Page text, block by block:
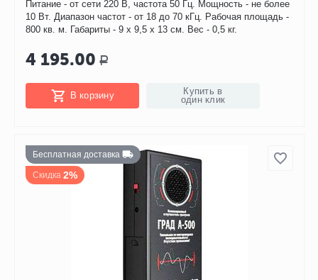
Питание - от сети 220 В, частота 50 Гц. Мощность - не более
10 Вт. Диапазон частот - от 18 до 70 кГц. Рабочая площадь -
800 кв. м. Габариты - 9 х 9,5 х 13 см. Вес - 0,5 кг.
4 195.00 Р
В корзину
Купить в
один клик
Бесплатная доставка
Скидка 2%